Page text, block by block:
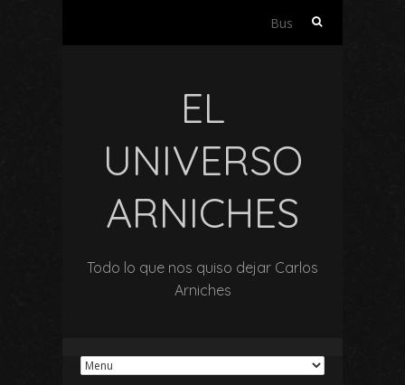
Buscar:
EL
UNIVERSO
ARNICHES
Todo lo que nos quiso dejar Carlos
Arniches